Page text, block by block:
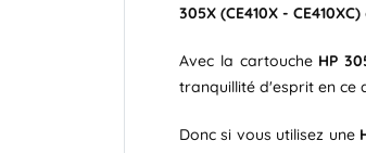
305X (CE410X - CE410XC)
Avec la cartouche HP
tranquillité d'esprit en ce
Donc si vous utilisez une